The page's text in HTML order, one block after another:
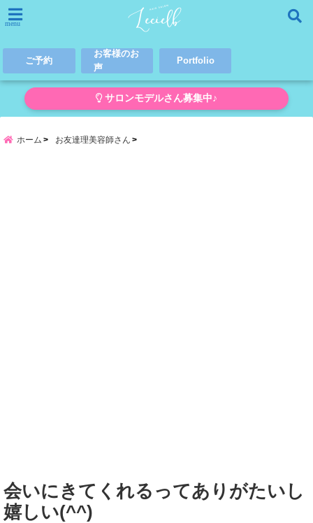
menu
ご予約
お客様のお
声
Portfolio
サロンモデルさん募集中♪
ホーム お友達理美容師さん
会いにきてくれるってありがたいし
嬉しい(^^)